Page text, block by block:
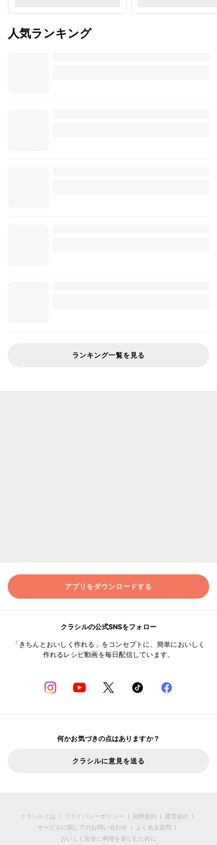
人気ランキング
ランキング一覧を見る
アプリをダウンロードする
クラシルの公式SNSをフォロー
「きちんとおいしく作れる」をコンセプトに、簡単においしく
作れるレシピ動画を毎日配信しています。
何かお気づきの点はありますか？
クラシルに意見を送る
クラシルとは プライバシーポリシー 利用規約
運営会社
サービスに関してのお問い合わせ
よくある質問
おいしく安全に料理を楽しむために